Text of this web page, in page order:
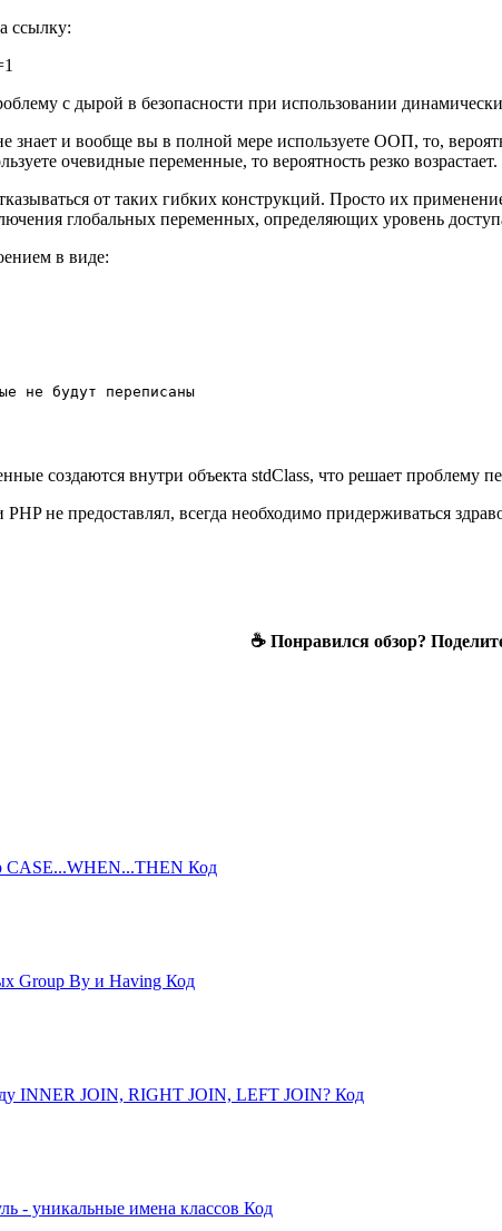
ссылку:
с дырой в безопасности при использовании
знает и вообще вы в полной мере используете ООП, то,
очевидные переменные, то вероятность резко возрастает.
от таких гибких конструкций. Просто их
глобальных переменных, определяющих уровень
в виде:
не будут переписаны
создаются внутри объекта stdClass, что решает проблему
не предоставлял, всегда необходимо придерживаться
☕ Понравился обзор?
CASE...WHEN...THEN Код
Group By и Having Код
INNER JOIN, RIGHT JOIN, LEFT JOIN? Код
- уникальные имена классов Код